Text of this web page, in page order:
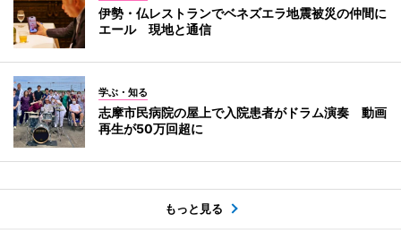
伊勢・仏レストランでベネズエラ地震被災の仲間に
エール 現地と通信
学ぶ・知る
志摩市民病院の屋上で入院患者がドラム演奏 動画
再生が50万回超に
もっと見る